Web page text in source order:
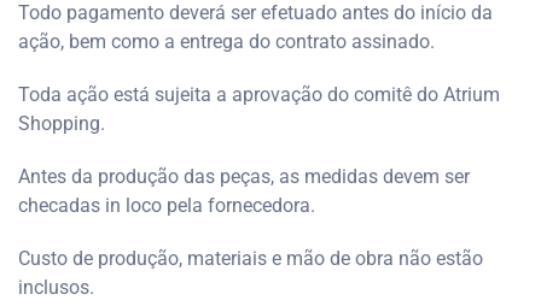
Todo pagamento deverá ser efetuado antes do início da
ação, bem como a entrega do contrato assinado.
Toda ação está sujeita a aprovação do comitê do Atrium
Shopping.
Antes da produção das peças, as medidas devem ser
checadas in loco pela fornecedora.
Custo de produção, materiais e mão de obra não estão
inclusos.